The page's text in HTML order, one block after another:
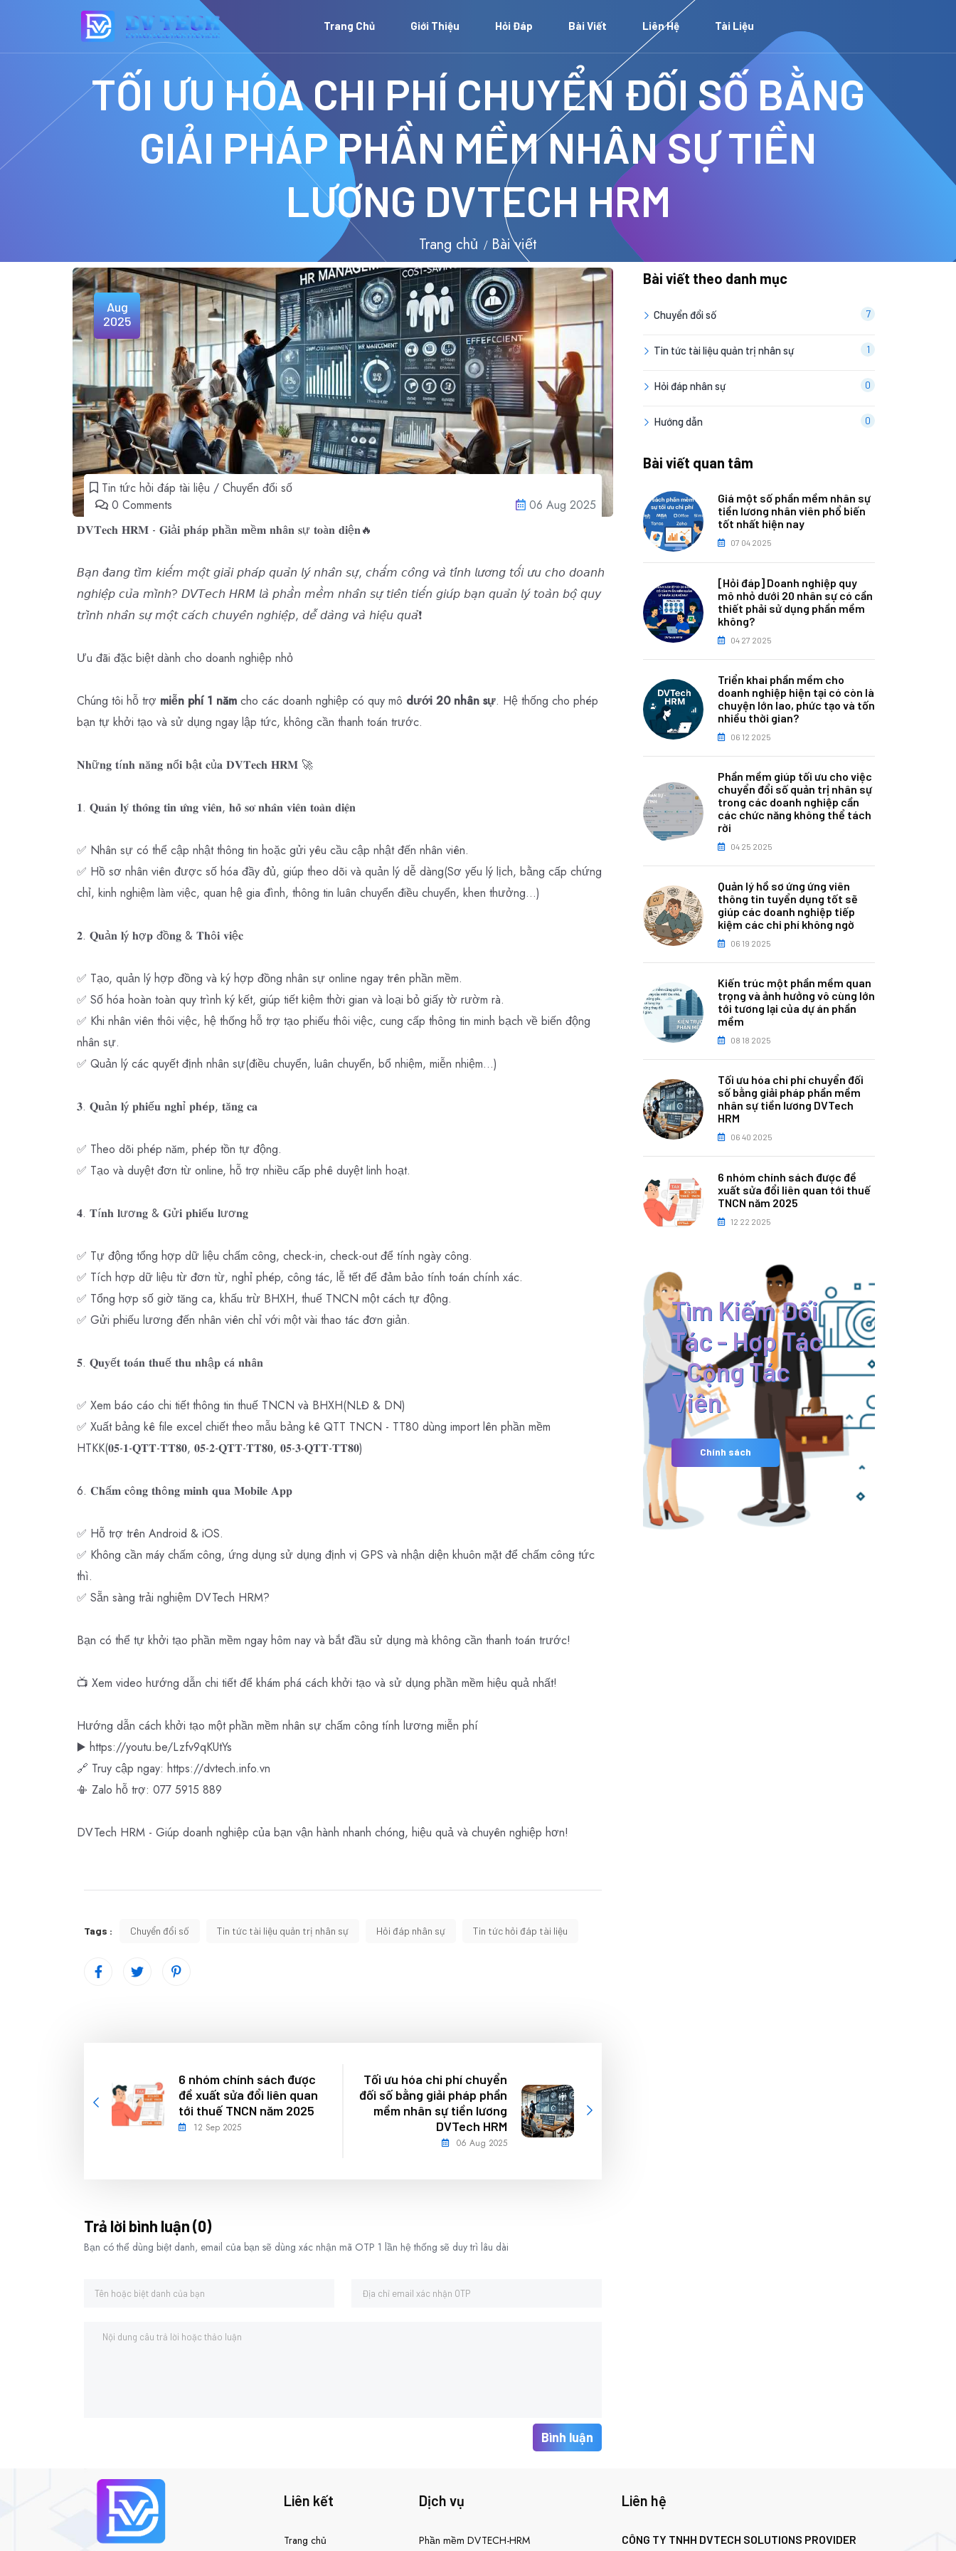
Trang Chủ Giới Thiệu Hỏi Đáp Bài Viết Liên Hệ Tài Liệu
TỐI ƯU HÓA CHI PHÍ CHUYỂN ĐỐI SỐ BẰNG
GIẢI PHÁP PHẦN MỀM NHÂN SỰ TIỀN
LƯƠNG DVTECH HRM
Trang chủ Bài viết
Aug
2025
Tin tức hỏi đáp tài liệu / Chuyển đổi số
0 Comments
06 Aug 2025
𝐃𝐕𝐓𝐞𝐜𝐡 𝐇𝐑𝐌 - 𝐆𝐢ả𝐢 𝐩𝐡á𝐩 𝐩𝐡ầ𝐧 𝐦ề𝐦 𝐧𝐡â𝐧 𝐬ự 𝐭𝐨à𝐧 𝐝𝐢ệ𝐧🔥
𝘉𝘢̣𝘯 đ𝘢𝘯𝘨 𝘵𝘪̀𝘮 𝘬𝘪𝘦̂́𝘮 𝘮𝘰̣̂𝘵𝘨𝘪𝘢̉𝘪 𝘱𝘩𝘢́𝘱 𝘲𝘶𝘢̉𝘯 𝘭𝘺́ 𝘯𝘩𝘢̂𝘯 𝘴𝘶̛̣, 𝘤𝘩𝘢̂́𝘮 𝘤𝘰̂𝘯𝘨 𝘷𝘢̀ 𝘵𝘪́𝘯𝘩 𝘭𝘶̛𝘰̛𝘯𝘨 𝘵𝘰̂́𝘪 𝘶̛𝘶 𝘤𝘩𝘰 𝘥𝘰𝘢𝘯𝘩
𝘯𝘨𝘩𝘪𝘦̣̂𝘱 𝘤𝘶̉𝘢 𝘮𝘪̀𝘯𝘩? 𝘋𝘝𝘛𝘦𝘤𝘩 𝘏𝘙𝘔 𝘭𝘢̀ 𝘱𝘩𝘢̂̀𝘯 𝘮𝘦̂̀𝘮 𝘯𝘩𝘢̂𝘯 𝘴𝘶̛̣ 𝘵𝘪𝘦̂𝘯 𝘵𝘪𝘦̂́𝘯 𝘨𝘪𝘶́𝘱 𝘣𝘢̣𝘯 𝘲𝘶𝘢̉𝘯 𝘭𝘺́ 𝘵𝘰𝘢̀𝘯 𝘣𝘰̣̂ 𝘲𝘶𝘺
𝘵𝘳𝘪̀𝘯𝘩 𝘯𝘩𝘢̂𝘯 𝘴𝘶̛̣ 𝘮𝘰̣̂𝘵 𝘤𝘢́𝘤𝘩 𝘤𝘩𝘶𝘺𝘦̂𝘯 𝘯𝘨𝘩𝘪𝘦̣̂𝘱, 𝘥𝘦̂̃ 𝘥𝘢̀𝘯𝘨 𝘷𝘢̀ 𝘩𝘪𝘦̣̂𝘶 𝘲𝘶𝘢̉❗
Ưu đãi đặc biệt dành cho doanh nghiệp nhỏ
Chúng tôi hỗ trợ miễn phí 1 năm cho các doanh nghiệp có quy mô dưới 20 nhân sự. Hệ thống cho phép
bạn tự khởi tạo và sử dụng ngay lập tức, không cần thanh toán trước.
𝐍𝐡ữ𝐧𝐠 𝐭í𝐧𝐡 𝐧ă𝐧𝐠 𝐧ổ𝐢 𝐛ậ𝐭 𝐜ủ𝐚 𝐃𝐕𝐓𝐞𝐜𝐡 𝐇𝐑𝐌 🚀
𝟏. 𝐐𝐮𝐚̉𝐧 𝐥𝐲́ 𝐭𝐡𝐨̂𝐧𝐠 𝐭𝐢𝐧 𝐮̛́𝐧𝐠 𝐯𝐢𝐞̂𝐧, 𝐡𝐨̂̀ 𝐬𝐨̛ 𝐧𝐡𝐚̂𝐧 𝐯𝐢𝐞̂𝐧 𝐭𝐨𝐚̀𝐧 𝐝𝐢𝐞̣̂𝐧
✅ Nhân sự có thể cập nhật thông tin hoặc gửi yêu cầu cập nhật đến nhân viên.
✅ Hồ sơ nhân viên được số hóa đầy đủ, giúp theo dõi và quản lý dễ dàng(Sơ yếu lý lịch, bằng cấp chứng
chỉ, kinh nghiệm làm việc, quan hệ gia đình, thông tin luân chuyển điều chuyển, khen thưởng...)
𝟐. 𝐐𝐮ả𝐧 𝐥ý 𝐡ợ𝐩 đồ𝐧𝐠 & 𝐓𝐡ô𝐢 𝐯𝐢ệ𝐜
✅ Tạo, quản lý hợp đồng và ký hợp đồng nhân sự online ngay trên phần mềm.
✅ Số hóa hoàn toàn quy trình ký kết, giúp tiết kiệm thời gian và loại bỏ giấy tờ rườm rà.
✅ Khi nhân viên thôi việc, hệ thống hỗ trợ tạo phiếu thôi việc, cung cấp thông tin minh bạch về biến động
nhân sự.
✅ Quản lý các quyết định nhân sự(điều chuyển, luân chuyển, bổ nhiệm, miễn nhiệm...)
𝟑. 𝐐𝐮ả𝐧 𝐥ý 𝐩𝐡𝐢ế𝐮 𝐧𝐠𝐡ỉ 𝐩𝐡é𝐩, 𝐭ă𝐧𝐠 𝐜𝐚
✅ Theo dõi phép năm, phép tồn tự động.
✅ Tạo và duyệt đơn từ online, hỗ trợ nhiều cấp phê duyệt linh hoạt.
𝟒. 𝐓í𝐧𝐡 𝐥ươ𝐧𝐠 & 𝐆ử𝐢 𝐩𝐡𝐢ế𝐮 𝐥ươ𝐧𝐠
✅ Tự động tổng hợp dữ liệu chấm công, check-in, check-out để tính ngày công.
✅ Tích hợp dữ liệu từ đơn từ, nghỉ phép, công tác, lễ tết để đảm bảo tính toán chính xác.
✅ Tổng hợp số giờ tăng ca, khấu trừ BHXH, thuế TNCN một cách tự động.
✅ Gửi phiếu lương đến nhân viên chỉ với một vài thao tác đơn giản.
𝟓. 𝐐𝐮𝐲ế𝐭 𝐭𝐨á𝐧 𝐭𝐡𝐮ế 𝐭𝐡𝐮 𝐧𝐡ậ𝐩 𝐜á 𝐧𝐡â𝐧
✅ Xem báo cáo chi tiết thông tin thuế TNCN và BHXH(NLĐ & DN)
✅ Xuất bảng kê file excel chiết theo mẫu bảng kê QTT TNCN - TT80 dùng import lên phần mềm
HTKK(𝟎𝟓-𝟏-𝐐𝐓𝐓-𝐓𝐓𝟖𝟎, 𝟎𝟓-𝟐-𝐐𝐓𝐓-𝐓𝐓𝟖𝟎, 𝟎𝟓-𝟑-𝐐𝐓𝐓-𝐓𝐓𝟖𝟎)
6. 𝐂𝐡ấ𝐦 𝐜ô𝐧𝐠 𝐭𝐡ô𝐧𝐠 𝐦𝐢𝐧𝐡 𝐪𝐮𝐚 𝐌𝐨𝐛𝐢𝐥𝐞 𝐀𝐩𝐩
✅ Hỗ trợ trên Android & iOS.
✅ Không cần máy chấm công, ứng dụng sử dụng định vị GPS và nhận diện khuôn mặt để chấm công tức
thì.
✅ Sẵn sàng trải nghiệm DVTech HRM?
Bạn có thể tự khởi tạo phần mềm ngay hôm nay và bắt đầu sử dụng mà không cần thanh toán trước!
📺 Xem video hướng dẫn chi tiết để khám phá cách khởi tạo và sử dụng phần mềm hiệu quả nhất!
Hướng dẫn cách khởi tạo một phần mềm nhân sự chấm công tính lương miễn phí
▶️ https://youtu.be/Lzfv9qKUtYs
🔗 Truy cập ngay: https://dvtech.info.vn
📳 Zalo hỗ trợ: 077 5915 889
DVTech HRM - Giúp doanh nghiệp của bạn vận hành nhanh chóng, hiệu quả và chuyên nghiệp hơn!
Tags : Chuyển đổi số Tin tức tài liệu quản trị nhân sự Hỏi đáp nhân sự Tin tức hỏi đáp tài liệu
6 nhóm chính sách được
đề xuất sửa đổi liên quan
tới thuế TNCN năm 2025
12 Sep 2025
Tối ưu hóa chi phí chuyển
đối số bằng giải pháp phần
mềm nhân sự tiền lương
DVTech HRM
06 Aug 2025
Trả lời bình luận (0)
Bạn có thể dùng biệt danh, email của bạn sẽ dùng xác nhận mã OTP 1 lần hệ thống sẽ duy trì lâu dài
Bình luận
Bài viết theo danh mục
Chuyển đổi số 7
Tin tức tài liệu quản trị nhân sự 1
Hỏi đáp nhân sự 0
Hướng dẫn 0
Bài viết quan tâm
Giá một số phần mềm nhân sự
tiền lương nhân viên phổ biến
tốt nhất hiện nay
07 04 2025
[Hỏi đáp] Doanh nghiệp quy
mô nhỏ dưới 20 nhân sự có cần
thiết phải sử dụng phần mềm
không?
04 27 2025
Triển khai phần mềm cho
doanh nghiệp hiện tại có còn là
chuyện lớn lao, phức tạo và tốn
nhiều thời gian?
06 12 2025
Phần mềm giúp tối ưu cho việc
chuyển đổi số quản trị nhân sự
trong các doanh nghiệp cần
các chức năng không thể tách
rời
04 25 2025
Quản lý hồ sơ ứng ứng viên
thông tin tuyển dụng tốt sẽ
giúp các doanh nghiệp tiếp
kiệm các chi phí không ngờ
06 19 2025
Kiến trúc một phần mềm quan
trọng và ảnh hưởng vô cùng lớn
tới tương lại của dự án phần
mềm
08 18 2025
Tối ưu hóa chi phí chuyển đối
số bằng giải pháp phần mềm
nhân sự tiền lương DVTech
HRM
06 40 2025
6 nhóm chính sách được đề
xuất sửa đổi liên quan tới thuế
TNCN năm 2025
12 22 2025
Tìm Kiếm Đối
Tác - Hợp Tác
- Cộng Tác
Viên
Chính sách
Liên kết
Trang chủ
Dịch vụ
Phần mềm DVTECH-HRM
Liên hệ
CÔNG TY TNHH DVTECH SOLUTIONS PROVIDER